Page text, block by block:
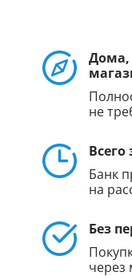
Дома,
не
Всего
Банк
на
Без
через